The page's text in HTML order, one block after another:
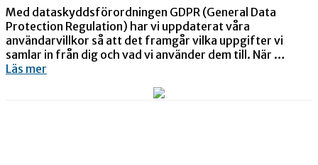
Med dataskyddsförordningen GDPR (General Data
Protection Regulation) har vi uppdaterat våra
användarvillkor så att det framgår vilka uppgifter vi
samlar in från dig och vad vi använder dem till. När …
Läs mer